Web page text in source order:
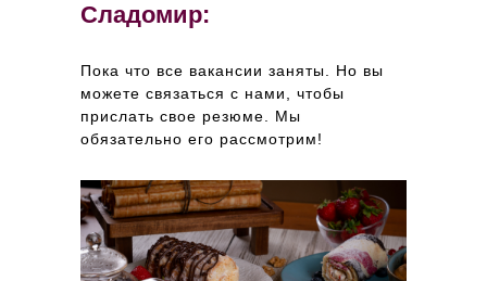
Сладомир:
Пока что все вакансии заняты. Но вы
можете связаться с нами, чтобы
прислать свое резюме. Мы
обязательно его рассмотрим!